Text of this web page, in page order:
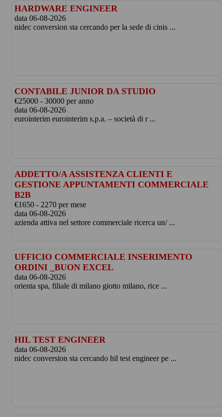
HARDWARE ENGINEER
data 06-08-2026
nidec conversion sta cercando per la sede di cinis ...
CONTABILE JUNIOR DA STUDIO
€25000 - 30000 per anno
data 06-08-2026
eurointerim eurointerim s.p.a. – società di r ...
ADDETTO/A ASSISTENZA CLIENTI E
GESTIONE APPUNTAMENTI COMMERCIALE
B2B
€1650 - 2270 per mese
data 06-08-2026
azienda attiva nel settore commerciale ricerca un/ ...
UFFICIO COMMERCIALE INSERIMENTO
ORDINI _BUON EXCEL
data 06-08-2026
orienta spa, filiale di milano giotto milano, rice ...
HIL TEST ENGINEER
data 06-08-2026
nidec conversion sta cercando hil test engineer pe ...